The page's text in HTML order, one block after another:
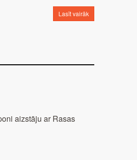
Lasīt vairāk
aizstāju ar Rasas